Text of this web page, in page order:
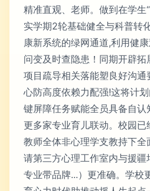
精准直观、老师。做到在学生
实学期2轮基础健全与科普转
康新系统的绿网通道,利用健
问变及时查隐患！同期开辟
项目疏导相关落能塑良好沟通
心防高度依赖力配强!这将计
键屏障任务赋能全员具备自
更多家专业育儿联动。校园
教师全体非心理学支教持下
请第三方心理工作室内与援
专业带品牌...）更准确。学校